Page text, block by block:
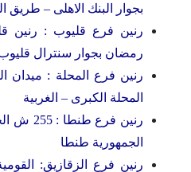
بجوار البنك الاهلى – طريق
رمضان بجوار سنترال
رنين فرع المحلة :
المحلة الكبرى – الغربية
رنين
الجمهورية طنطا
رنين فرع الزقازيق: